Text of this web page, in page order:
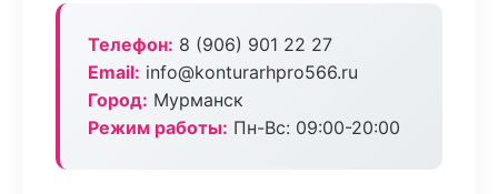
Телефон: 8 (906) 901 22 27
Email: info@konturarhpro566.ru
Город: Мурманск
Режим работы: Пн-Вс: 09:00-20:00